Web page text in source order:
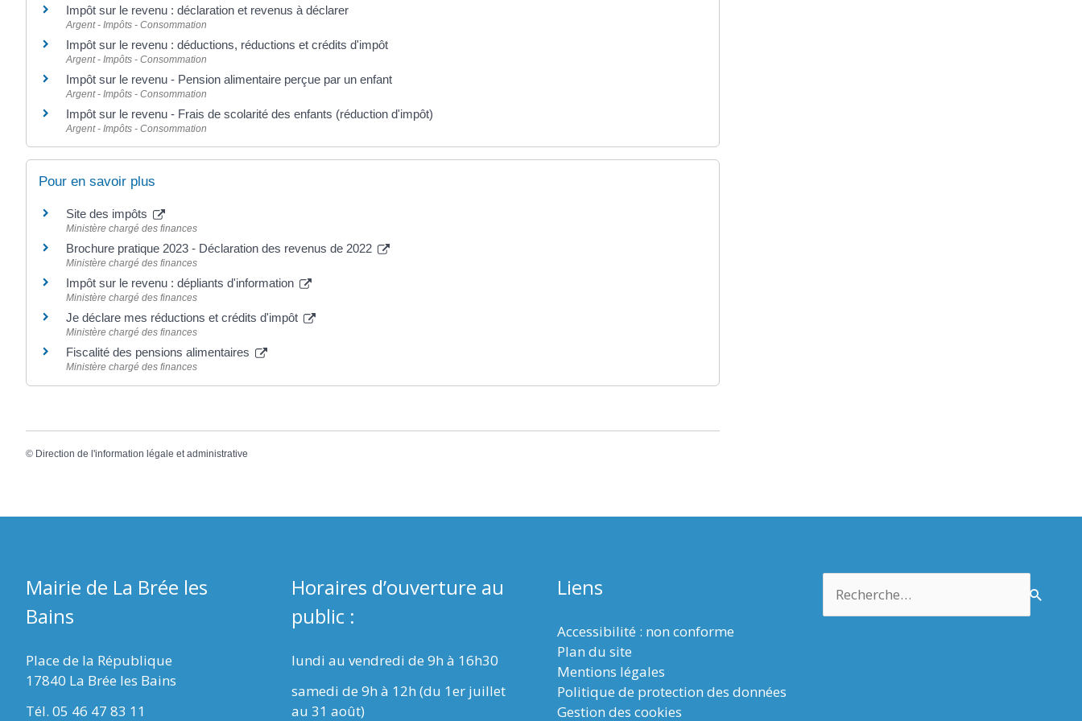
Impôt sur le revenu : déclaration et revenus à déclarer
Argent - Impôts - Consommation
Impôt sur le revenu : déductions, réductions et crédits d'impôt
Argent - Impôts - Consommation
Impôt sur le revenu - Pension alimentaire perçue par un enfant
Argent - Impôts - Consommation
Impôt sur le revenu - Frais de scolarité des enfants (réduction d'impôt)
Argent - Impôts - Consommation
Pour en savoir plus
Site des impôts
Ministère chargé des finances
Brochure pratique 2023 - Déclaration des revenus de 2022
Ministère chargé des finances
Impôt sur le revenu : dépliants d'information
Ministère chargé des finances
Je déclare mes réductions et crédits d'impôt
Ministère chargé des finances
Fiscalité des pensions alimentaires
Ministère chargé des finances
© Direction de l'information légale et administrative
Mairie de La Brée les
Bains
Place de la République
17840 La Brée les Bains
Tél. 05 46 47 83 11
Horaires d’ouverture au
public :
lundi au vendredi de 9h à 16h30
samedi de 9h à 12h (du 1er juillet
au 31 août)
Liens
Accessibilité : non conforme
Plan du site
Mentions légales
Politique de protection des données
Gestion des cookies